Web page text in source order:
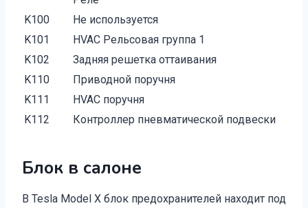
K100
Не используется
K101
HVAC Рельсовая группа 1
K102
Задняя решетка оттаивания
K110
Приводной поручня
K111
HVAC поручня
K112
Контроллер пневматической подвески
Блок в салоне
В Tesla Model X блок предохранителей находит под